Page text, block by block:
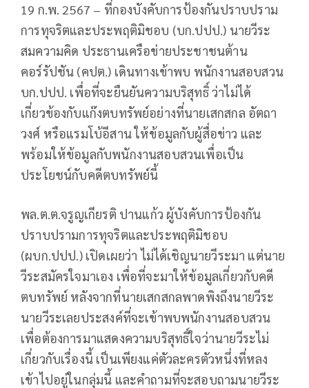
19 ก.พ. 2567 – ที่กองบังคับการป้องกันปราบปราม
การทุจริตและประพฤติมิชอบ (บก.ปปป.) นายวีระ
สมความคิด ประธานเครือข่ายประชาชนต้าน
คอร์รัปชัน (คปต.) เดินทางเข้าพบ พนักงานสอบสวน
บก.ปปป. เพื่อที่จะยืนยันความบริสุทธิ์ ว่าไม่ได้
เกี่ยวข้องกับแก๊งตบทรัพย์อย่างที่นายเสกสกล อัตถา
วงศ์ หรือแรมโบ้อีสาน ให้ข้อมูลกับผู้สื่อข่าว และ
พร้อมให้ข้อมูลกับพนักงานสอบสวนเพื่อเป็น
ประโยชน์กับคดีตบทรัพย์นี้
พล.ต.ต.จรูญเกียรติ ปานแก้ว ผู้บังคับการป้องกัน
ปราบปรามการทุจริตและประพฤติมิชอบ
(ผบก.ปปป.) เปิดเผยว่า ไม่ได้เชิญนายวีระมา แต่นาย
วีระสมัครใจมาเอง เพื่อที่จะมาให้ข้อมูลเกี่ยวกับคดี
ตบทรัพย์ หลังจากที่นายเสกสกลพาดพิงถึงนายวีระ
นายวีระเลยประสงค์ที่จะเข้าพบพนักงานสอบสวน
เพื่อต้องการมาแสดงความบริสุทธิ์ใจว่านายวีระไม่
เกี่ยวกับเรื่องนี้ เป็นเพียงแค่ตัวละครตัวหนึ่งที่หลง
เข้าไปอยู่ในกลุ่มนี้ และคำถามที่จะสอบถามนายวีระ